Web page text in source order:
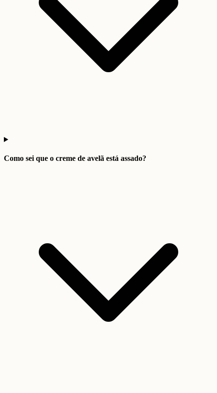
Como sei que o creme de avelã está assado?